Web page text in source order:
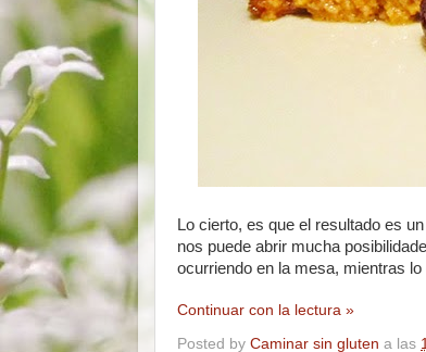
Lo cierto, es que el resultado es
nos puede abrir mucha
ocurriendo en la mesa, mientras
Continuar con la lectura »
Posted by Caminar sin gluten a las